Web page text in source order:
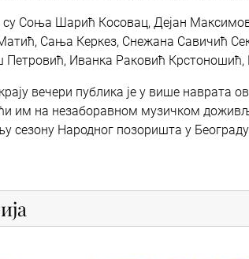
су Соња Шарић Косовац, Дејан
Сања Керкез, Снежана Савичић
Петровић, Иванка Раковић
вечери публика је у више наврата
им на незаборавном музичком
сезону Народног позоришта у Београду.